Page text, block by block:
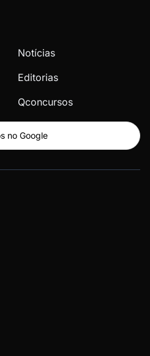
Notícias
Editorias
Qconcursos
no Google